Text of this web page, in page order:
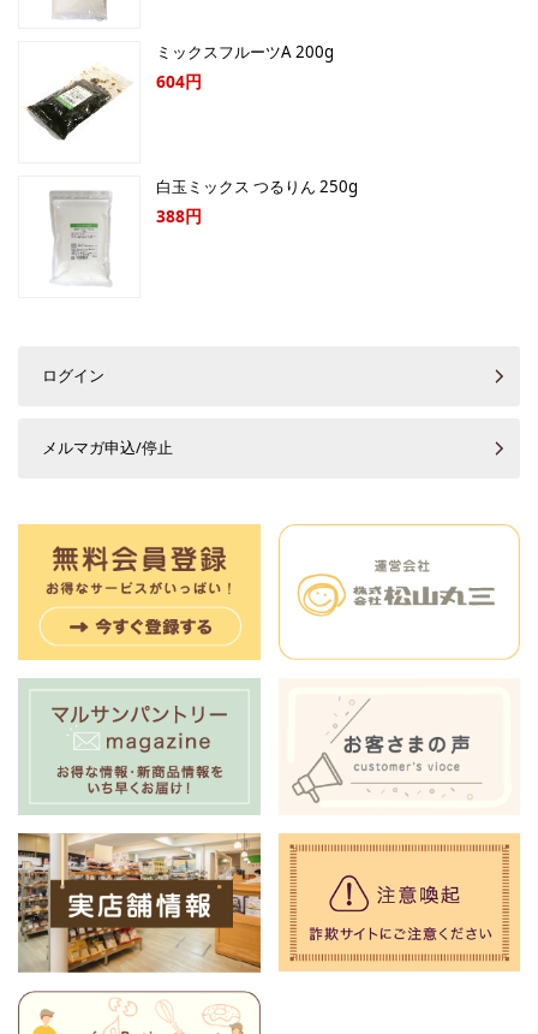
ミックスフルーツA 200g
604円
白玉ミックス つるりん 250g
388円
ログイン
メルマガ申込/停止